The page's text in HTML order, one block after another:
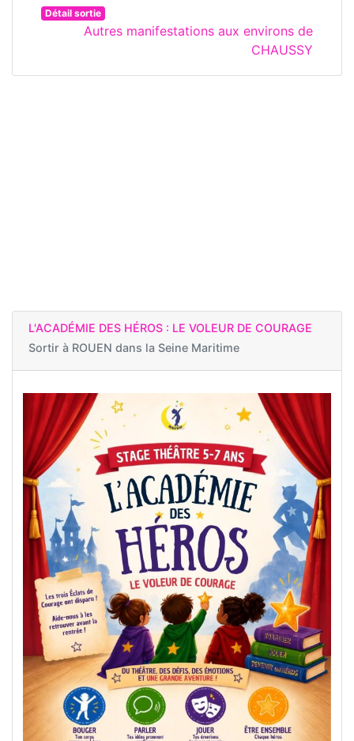
Détail sortie
Autres manifestations aux environs de
CHAUSSY
L'ACADÉMIE DES HÉROS : LE VOLEUR DE COURAGE
Sortir à ROUEN dans la Seine Maritime